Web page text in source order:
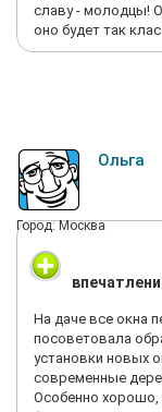
славу - молодцы!
оно будет так
Ольга
Город: Москва
На даче все окна
посоветовала
установки новых
современные
Особенно хорошо,